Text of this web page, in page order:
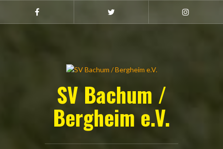
springen
Facebook
Instagram
(Damen)
SV Bachum /
Bergheim e.V.